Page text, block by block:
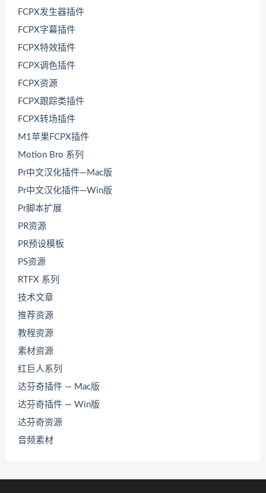
FCPX发生器插件
FCPX字幕插件
FCPX特效插件
FCPX调色插件
FCPX资源
FCPX跟踪类插件
FCPX转场插件
M1苹果FCPX插件
Motion Bro 系列
Pr中文汉化插件—Mac版
Pr中文汉化插件—Win版
Pr脚本扩展
PR资源
PR预设模板
PS资源
RTFX 系列
技术文章
推荐资源
教程资源
素材资源
红巨人系列
达芬奇插件 — Mac版
达芬奇插件 — Win版
达芬奇资源
音频素材